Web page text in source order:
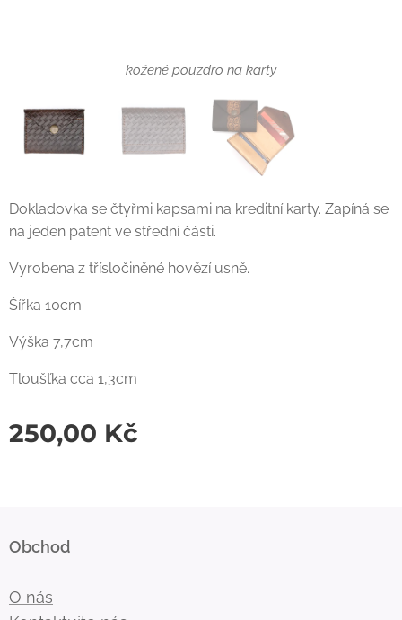
kožené pouzdro na karty
kožená dokladovka se vzorem
Dokladovka se čtyřmi kapsami na kreditní karty. Zapíná se
na jeden patent ve střední části.
Vyrobena z třísločiněné hovězí usně.
Šířka 10cm
Výška 7,7cm
Tloušťka cca 1,3cm
250,00 Kč
Obchod
O nás